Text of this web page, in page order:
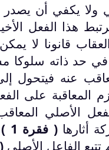
ولا يكفي أن
هذا الفعل
قانونا لا
حد ذاته سلوكا
عنه
المعاقبة على
الأصلي
أثارها( فقرة 1 )
الفاعل الأصلي